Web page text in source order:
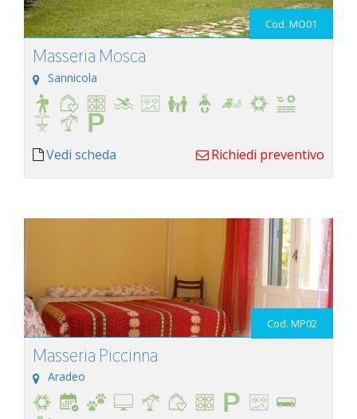
Cod. MO01
Masseria Mosca
Sannicola
Vedi scheda Richiedi preventivo
Cod. MP02
Masseria Piccinna
Aradeo